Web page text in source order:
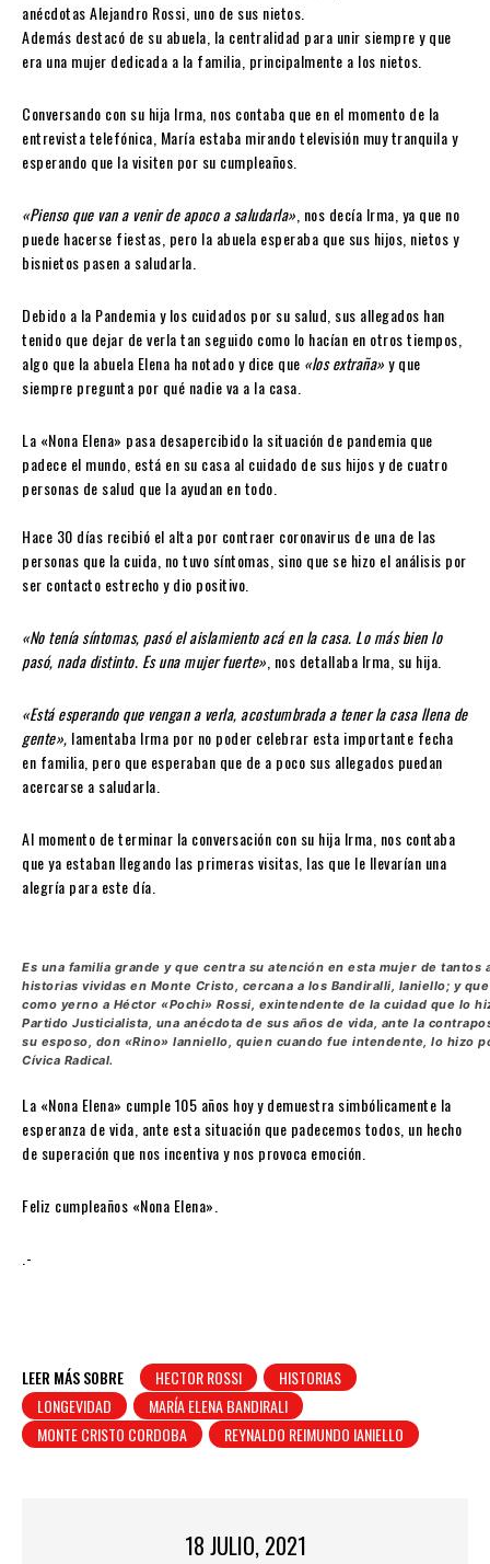
anécdotas Alejandro Rossi, uno de sus nietos.
Además destacó de su abuela, la centralidad para unir siempre y que
era una mujer dedicada a la familia, principalmente a los nietos.
Conversando con su hija Irma, nos contaba que en el momento de la
entrevista telefónica, María estaba mirando televisión muy tranquila y
esperando que la visiten por su cumpleaños.
«Pienso que van a venir de apoco a saludarla», nos decía Irma, ya que no
puede hacerse fiestas, pero la abuela esperaba que sus hijos, nietos y
bisnietos pasen a saludarla.
Debido a la Pandemia y los cuidados por su salud, sus allegados han
tenido que dejar de verla tan seguido como lo hacían en otros tiempos,
algo que la abuela Elena ha notado y dice que «los extraña»y que
siempre pregunta por qué nadie va a la casa.
La «Nona Elena» pasa desapercibido la situación de pandemia que
padece el mundo, está en su casa al cuidado de sus hijos y de cuatro
personas de salud que la ayudan en todo.
Hace 30 días recibió el alta por contraer coronavirus de una de las
personas que la cuida, no tuvo síntomas, sino que se hizo el análisis por
ser contacto estrecho y dio positivo.
«No tenía síntomas, pasó el aislamiento acá en la casa. Lo más bien lo
pasó, nada distinto. Es una mujer fuerte», nos detallaba Irma, su hija.
«Está esperando que vengan a verla, acostumbrada a tener la casa llena de
gente», lamentaba Irma por no poder celebrar esta importante fecha
en familia, pero que esperaban que de a poco sus allegados puedan
acercarse a saludarla.
Al momento de terminar la conversación con su hija Irma, nos contaba
que ya estaban llegando las primeras visitas, las que le llevarían una
alegría para este día.
Es una familia grande y que centra su atención en esta mujer de tantos
historias vividas en Monte Cristo, cercana a los Bandiralli, Ianiello; y
como yerno a Héctor «Pochi» Rossi, exintendente de la cuidad que lo
Partido Justicialista, una anécdota de sus años de vida, ante la
su esposo, don «Rino» Ianniello, quien cuando fue intendente, lo hizo
Cívica Radical.
La «Nona Elena» cumple 105 años hoy y demuestra simbólicamente la
esperanza de vida, ante esta situación que padecemos todos, un hecho
de superación que nos incentiva y nos provoca emoción.
Feliz cumpleaños «Nona Elena».
.-
LEER MÁS SOBRE HECTOR ROSSI
HISTORIAS
LONGEVIDAD
MARÍA ELENA BANDIRALI
MONTE CRISTO CORDOBA
REYNALDO REIMUNDO IANIELLO
18 JULIO, 2021